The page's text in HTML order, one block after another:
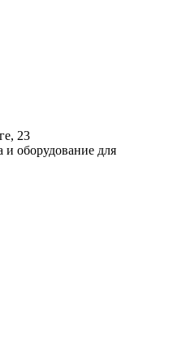
23
и оборудование для